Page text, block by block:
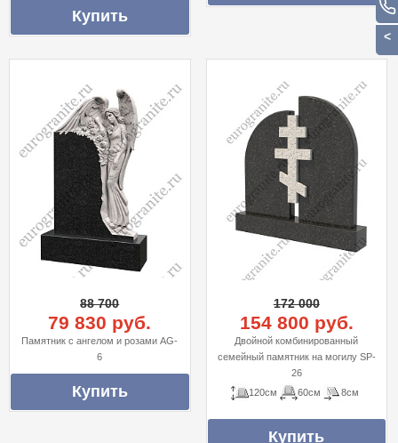
88 700
79 830 руб.
Памятник с ангелом и розами AG-
6
172 000
154 800 руб.
Двойной комбинированный
семейный памятник на могилу SP-
26
120см
60см 8см